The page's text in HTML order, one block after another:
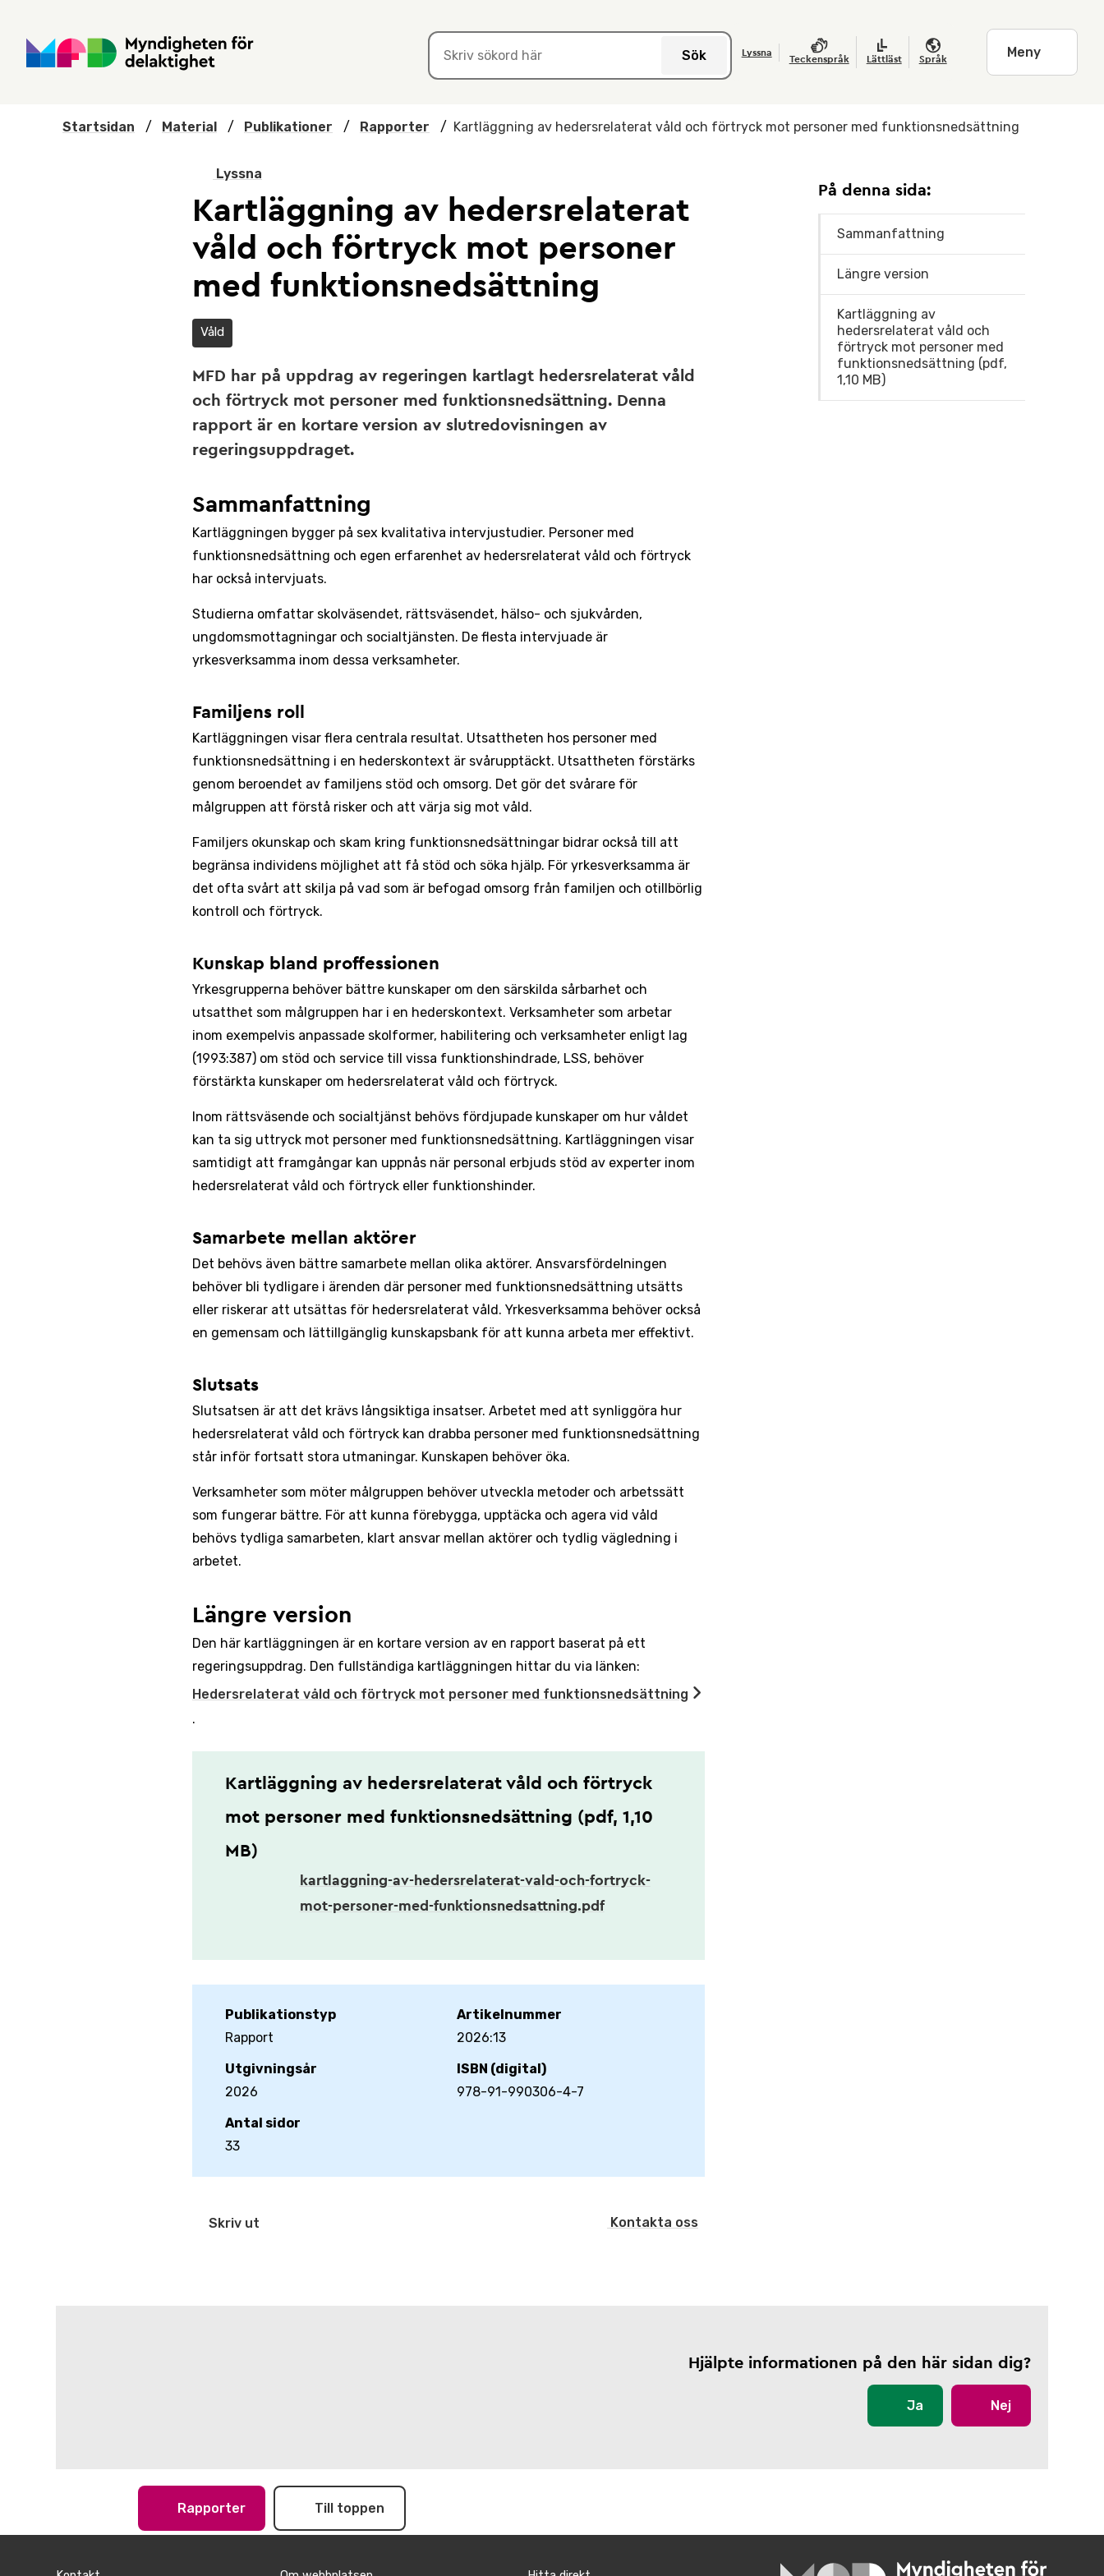
Sök Lyssna
Teckenspråk Lättläst Språk Meny
Startsidan / Material / Publikationer / Rapporter / Kartläggning av hedersrelaterat våld och förtryck mot personer med funktionsnedsättning
Lyssna
Kartläggning av hedersrelaterat
våld och förtryck mot personer
med funktionsnedsättning
Våld
MFD har på uppdrag av regeringen kartlagt hedersrelaterat våld
och förtryck mot personer med funktionsnedsättning. Denna
rapport är en kortare version av slutredovisningen av
regeringsuppdraget.
Sammanfattning
Kartläggningen bygger på sex kvalitativa intervjustudier. Personer med
funktionsnedsättning och egen erfarenhet av hedersrelaterat våld och förtryck
har också intervjuats.
Studierna omfattar skolväsendet, rättsväsendet, hälso- och sjukvården,
ungdomsmottagningar och socialtjänsten. De flesta intervjuade är
yrkesverksamma inom dessa verksamheter.
Familjens roll
Kartläggningen visar flera centrala resultat. Utsattheten hos personer med
funktionsnedsättning i en hederskontext är svårupptäckt. Utsattheten förstärks
genom beroendet av familjens stöd och omsorg. Det gör det svårare för
målgruppen att förstå risker och att värja sig mot våld.
Familjers okunskap och skam kring funktionsnedsättningar bidrar också till att
begränsa individens möjlighet att få stöd och söka hjälp. För yrkesverksamma är
det ofta svårt att skilja på vad som är befogad omsorg från familjen och otillbörlig
kontroll och förtryck.
Kunskap bland proffessionen
Yrkesgrupperna behöver bättre kunskaper om den särskilda sårbarhet och
utsatthet som målgruppen har i en hederskontext. Verksamheter som arbetar
inom exempelvis anpassade skolformer, habilitering och verksamheter enligt lag
(1993:387) om stöd och service till vissa funktionshindrade, LSS, behöver
förstärkta kunskaper om hedersrelaterat våld och förtryck.
Inom rättsväsende och socialtjänst behövs fördjupade kunskaper om hur våldet
kan ta sig uttryck mot personer med funktionsnedsättning. Kartläggningen visar
samtidigt att framgångar kan uppnås när personal erbjuds stöd av experter inom
hedersrelaterat våld och förtryck eller funktionshinder.
Samarbete mellan aktörer
Det behövs även bättre samarbete mellan olika aktörer. Ansvarsfördelningen
behöver bli tydligare i ärenden där personer med funktionsnedsättning utsätts
eller riskerar att utsättas för hedersrelaterat våld. Yrkesverksamma behöver också
en gemensam och lättillgänglig kunskapsbank för att kunna arbeta mer effektivt.
Slutsats
Slutsatsen är att det krävs långsiktiga insatser. Arbetet med att synliggöra hur
hedersrelaterat våld och förtryck kan drabba personer med funktionsnedsättning
står inför fortsatt stora utmaningar. Kunskapen behöver öka.
Verksamheter som möter målgruppen behöver utveckla metoder och arbetssätt
som fungerar bättre. För att kunna förebygga, upptäcka och agera vid våld
behövs tydliga samarbeten, klart ansvar mellan aktörer och tydlig vägledning i
arbetet.
Längre version
Den här kartläggningen är en kortare version av en rapport baserat på ett
regeringsuppdrag. Den fullständiga kartläggningen hittar du via länken:
Hedersrelaterat våld och förtryck mot personer med funktionsnedsättning
.
Kartläggning av hedersrelaterat våld och förtryck
mot personer med funktionsnedsättning (pdf, 1,10
MB)
kartlaggning-av-hedersrelaterat-vald-och-fortryck-
mot-personer-med-funktionsnedsattning.pdf
Publikationstyp
Rapport
Utgivningsår
2026
Antal sidor
33
Artikelnummer
2026:13
ISBN (digital)
978-91-990306-4-7
Skriv ut Kontakta oss
På denna sida:
Sammanfattning
Längre version
Kartläggning av
hedersrelaterat våld och
förtryck mot personer med
funktionsnedsättning (pdf,
1,10 MB)
Hjälpte informationen på den här sidan dig?
Ja Nej
Rapporter Till toppen